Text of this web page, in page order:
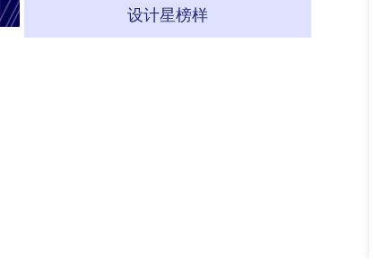
设计星榜样